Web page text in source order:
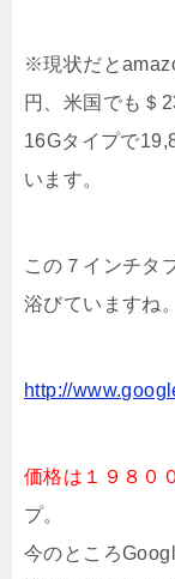
※現状だと
円、米国でも＄
16Gタイプで
います。
この７インチタ
浴びていますね。
http://
価格は１９８０
プ。
今のところ